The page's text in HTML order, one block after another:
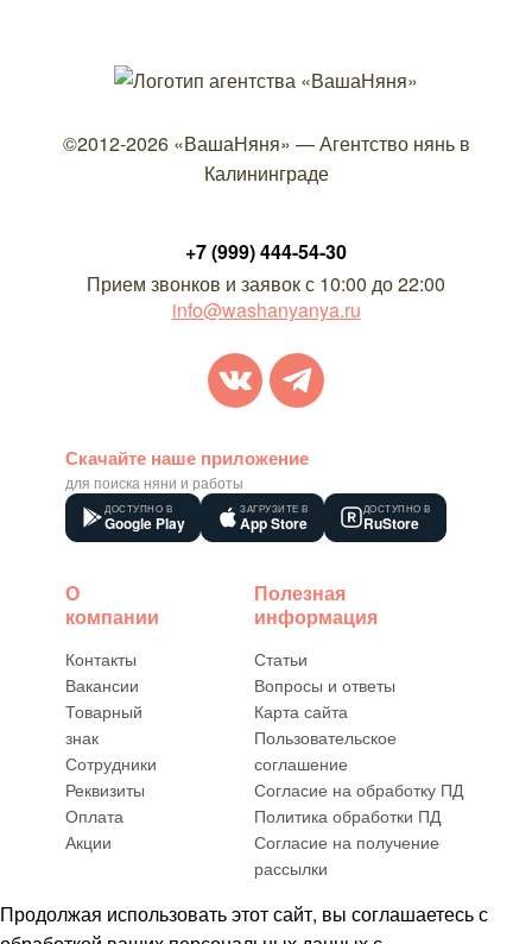
©2012-2026 «ВашаНяня» —Агентство нянь в
Калининграде
+7 (999) 444-54-30
Прием звонков и заявок с 10:00 до 22:00
info@washanyanya.ru
Скачайте наше приложение
для поиска няни и работы
ДОСТУПНО В
Google Play
ЗАГРУЗИТЕ В
App Store
ДОСТУПНО В
RuStore
О
компании
Контакты
Вакансии
Товарный
знак
Сотрудники
Реквизиты
Оплата
Акции
Полезная
информация
Статьи
Вопросы и ответы
Карта сайта
Пользовательское
соглашение
Согласие на обработку ПД
Политика обработки ПД
Согласие на получение
рассылки
Продолжая использовать этот сайт, вы соглашаетесь с